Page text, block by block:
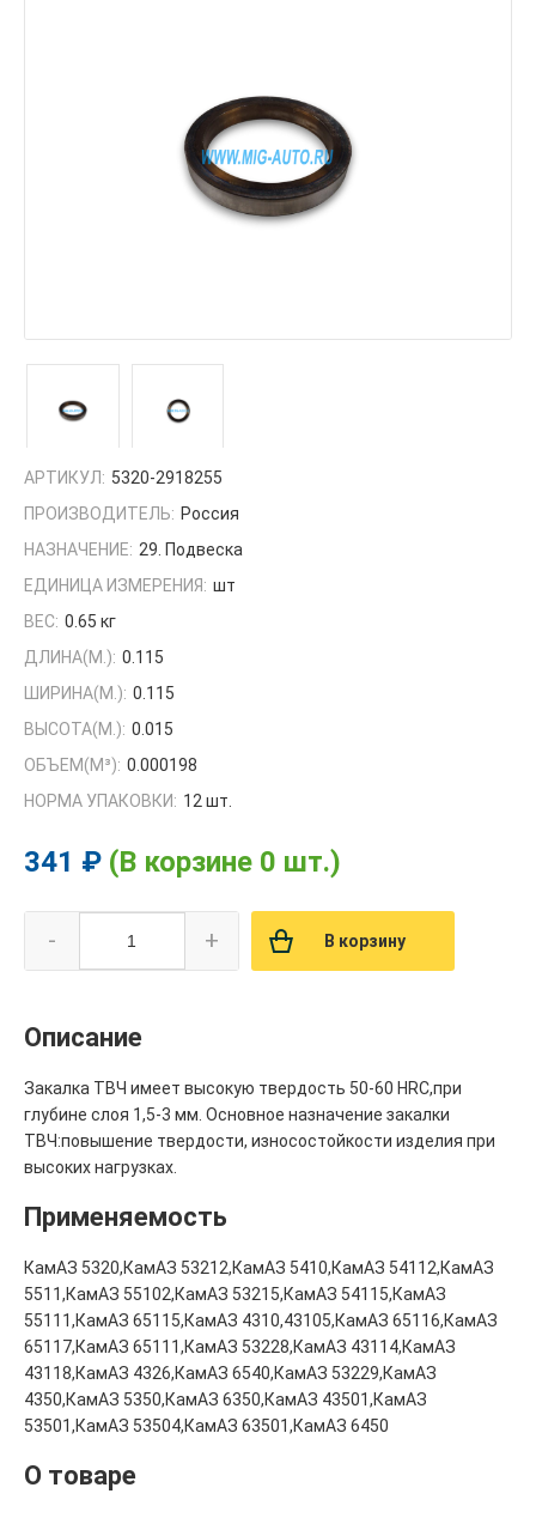
АРТИКУЛ: 5320-2918255
ПРОИЗВОДИТЕЛЬ: Россия
НАЗНАЧЕНИЕ: 29. Подвеска
ЕДИНИЦА ИЗМЕРЕНИЯ: шт
ВЕС: 0.65 кг
ДЛИНА(М.): 0.115
ШИРИНА(М.): 0.115
ВЫСОТА(М.): 0.015
ОБЪЕМ(M³): 0.000198
НОРМА УПАКОВКИ: 12 шт.
341 ₽ (В корзине 0 шт.)
- + В корзину
Описание
Закалка ТВЧ имеет высокую твердость 50-60 HRC,при
глубине слоя 1,5-3 мм. Основное назначение закалки
ТВЧ:повышение твердости, износостойкости изделия при
высоких нагрузках.
Применяемость
КамАЗ 5320,КамАЗ 53212,КамАЗ 5410,КамАЗ 54112,КамАЗ
5511,КамАЗ 55102,КамАЗ 53215,КамАЗ 54115,КамАЗ
55111,КамАЗ 65115,КамАЗ 4310,43105,КамАЗ 65116,КамАЗ
65117,КамАЗ 65111,КамАЗ 53228,КамАЗ 43114,КамАЗ
43118,КамАЗ 4326,КамАЗ 6540,КамАЗ 53229,КамАЗ
4350,КамАЗ 5350,КамАЗ 6350,КамАЗ 43501,КамАЗ
53501,КамАЗ 53504,КамАЗ 63501,КамАЗ 6450
О товаре